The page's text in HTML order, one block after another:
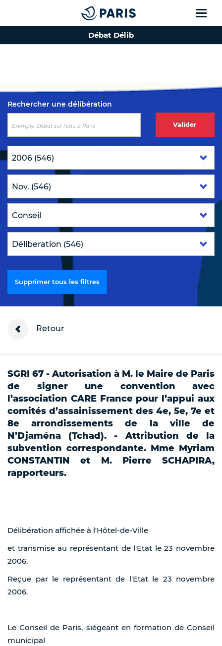
Top of the page
Débat Délib
Rechercher une délibération
Valider
Supprimer tous les filtres
Retour
SGRI 67 - Autorisation à M. le Maire de Paris
de signer une convention avec
l’association CARE France pour l’appui aux
comités d’assainissement des 4e, 5e, 7e et
8e arrondissements de la ville de
N’Djaména (Tchad). - Attribution de la
subvention correspondante. Mme Myriam
CONSTANTIN et M. Pierre SCHAPIRA,
rapporteurs.
Délibération affichée à l'Hôtel-de-Ville
et transmise au représentant de l'Etat le 23 novembre
2006.
Reçue par le représentant de l'Etat le 23 novembre
2006.
Le Conseil de Paris, siégeant en formation de Conseil
municipal